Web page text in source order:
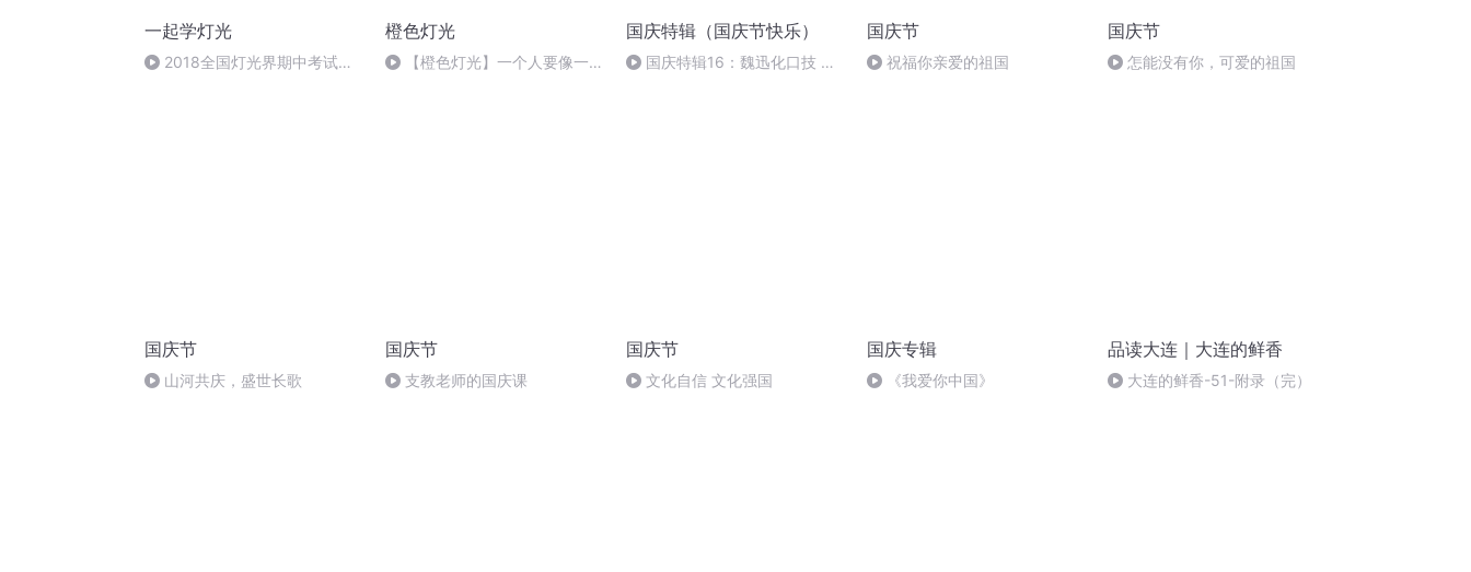
一起学灯光
2018全国灯光界期中考试讲
橙色灯光
【橙色灯光】一个人要像一支
国庆特辑（国庆节快乐）
国庆特辑16：魏迅化口技 二
国庆节
祝福你亲爱的祖国
国庆节
怎能没有你，可爱的祖国
国庆节
山河共庆，盛世长歌
国庆节
支教老师的国庆课
国庆节
文化自信 文化强国
国庆专辑
《我爱你中国》
品读大连｜大连的鲜香
大连的鲜香-51-附录（完）